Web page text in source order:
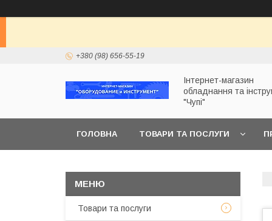
+380 (98) 656-55-19
Інтернет-магазин
обладнання та
"Чупі"
ГОЛОВНА ТОВАРИ ТА ПОСЛУГИ
Товари та послуги